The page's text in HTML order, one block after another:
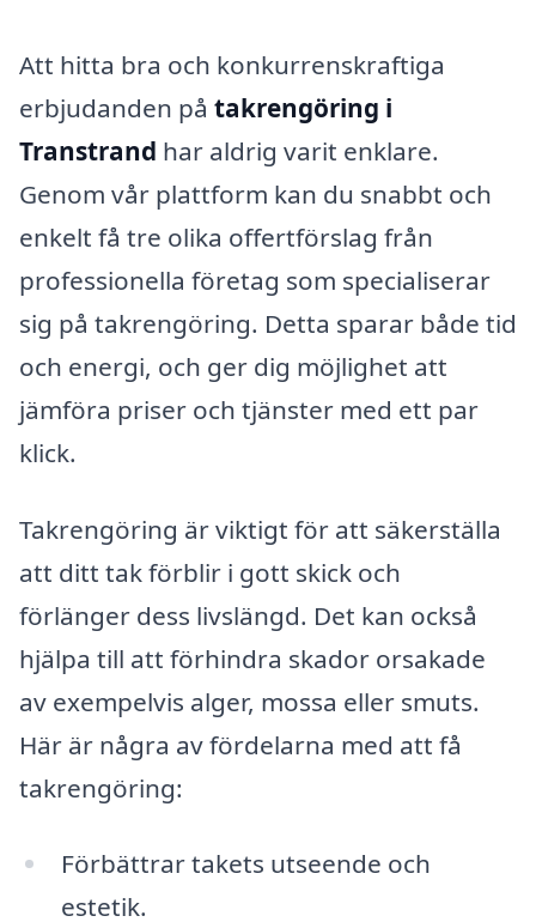
Att hitta bra och konkurrenskraftiga
erbjudanden på takrengöring i
Transtrand har aldrig varit enklare.
Genom vår plattform kan du snabbt och
enkelt få tre olika offertförslag från
professionella företag som specialiserar
sig på takrengöring. Detta sparar både tid
och energi, och ger dig möjlighet att
jämföra priser och tjänster med ett par
klick.
Takrengöring är viktigt för att säkerställa
att ditt tak förblir i gott skick och
förlänger dess livslängd. Det kan också
hjälpa till att förhindra skador orsakade
av exempelvis alger, mossa eller smuts.
Här är några av fördelarna med att få
takrengöring:
Förbättrar takets utseende och
estetik.